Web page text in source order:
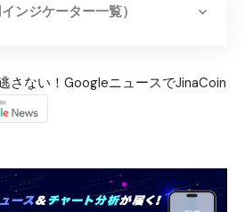
ンジケーター一覧）
さない！GoogleニュースでJinaCoin